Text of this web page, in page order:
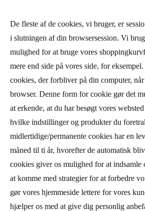
De fleste af de cookies, vi bruger, er
i slutningen af ​​din browsersession. Vi
mulighed for at bruge vores
mere end side på vores side, for
cookies, der forbliver på din computer,
browser. Denne form for cookie gør det
at erkende, at du har besøgt vores
hvilke indstillinger og produkter du
midlertidige/permanente cookies har en
måned til ti år, hvorefter de automatisk
cookies giver os mulighed for at indsamle
at komme med strategier for at forbedre
gør vores hjemmeside lettere for vores
hjælper os med at give dig personlig